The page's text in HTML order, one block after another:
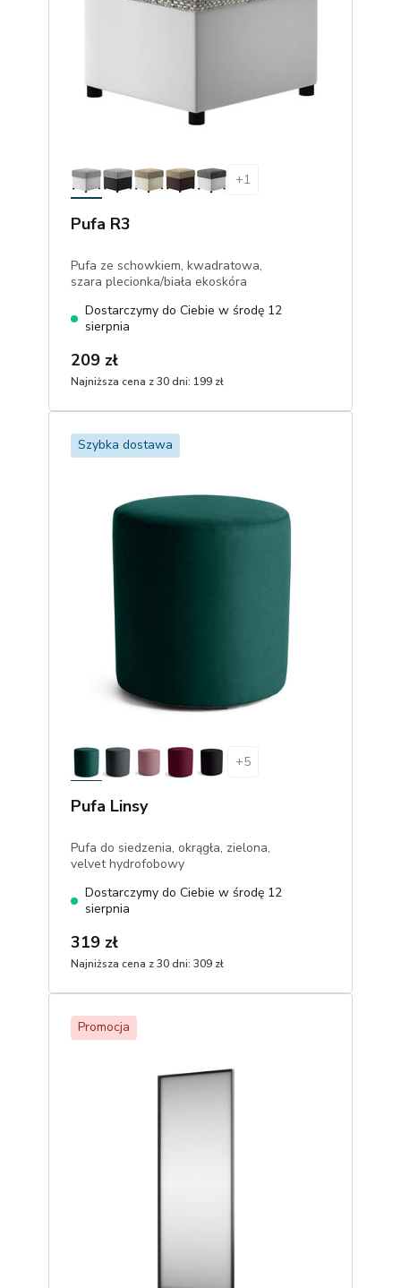
+1
Pufa R3
Pufa ze schowkiem, kwadratowa,
szara plecionka/biała ekoskóra
Dostarczymy do Ciebie w środę 12
sierpnia
209 zł
Najniższa cena z 30 dni: 199 zł
1
Szybka dostawa
+5
Pufa Linsy
Pufa do siedzenia, okrągła, zielona,
velvet hydrofobowy
Dostarczymy do Ciebie w środę 12
sierpnia
319 zł
Najniższa cena z 30 dni: 309 zł
1
Promocja